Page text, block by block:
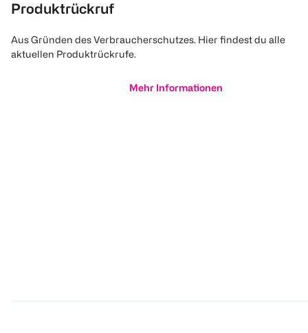
Produktrückruf
Aus Gründen des Verbraucherschutzes. Hier findest du alle
aktuellen Produktrückrufe.
Mehr Informationen